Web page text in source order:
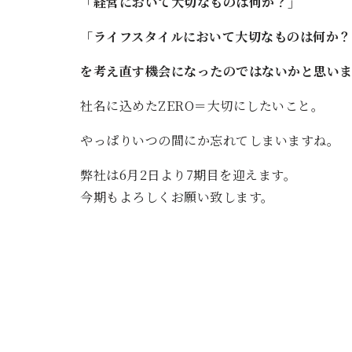
「ライフスタイルにおいて大切なものは何か
を考え直す機会になったのではないかと思い
社名に込めたZERO＝大切にしたいこと。
やっぱりいつの間にか忘れてしまいますね。
弊社は6月2日より7期目を迎えます。
今期もよろしくお願い致します。